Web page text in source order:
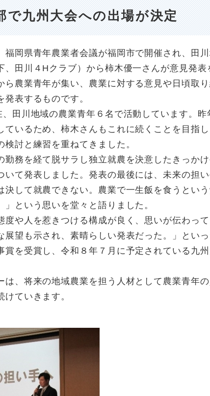
で九州大会への出場が決定
岡県青年農業者会議が福岡市で開催され、田
、田川４Hクラブ）から柿木優一さんが意見発表
ら農業青年が集い、農業に対する意見や日頃取
表するものです。
田川地域の農業青年６名で活動しています。昨
ているため、柿木さんもこれに続くことを目指
討と練習を重ねてきました。
務を経て脱サラし独立就農を決意したきっか
いて発表しました。発表の最後には、未来の担い
決して就農できない。農業で一生飯を食うとい
という思いを堂々と語りました。
や人を惹きつける構成が良く、思いが伝わって
展望も示され、素晴らしい発表だった。」とい
賞を受賞し、令和８年７月に予定されている九
、将来の地域農業を担う人材として農業青年
ていきます。